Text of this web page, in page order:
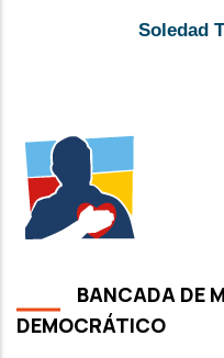
Soledad
BANCADA DE
DEMOCRÁTICO